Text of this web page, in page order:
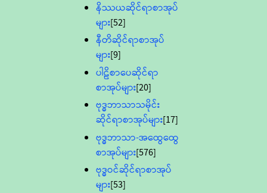
နိဿယဆိုင်ရာစာအုပ်
များ[52]
နီတိဆိုင်ရာစာအုပ်
များ[9]
ပါဠိစာပေဆိုင်ရာ
စာအုပ်များ[20]
ဗုဒ္ဓဘာသာသမိုင်း
ဆိုင်ရာစာအုပ်များ[17]
ဗုဒ္ဓဘာသာ-အထွေထွေ
စာအုပ်များ[576]
ဗုဒ္ဓဝင်ဆိုင်ရာစာအုပ်
များ[53]